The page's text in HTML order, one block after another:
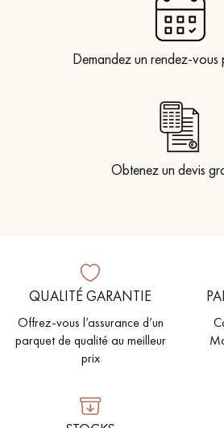
Demandez un rendez-vous
Obtenez un devis
QUALITÉ GARANTIE
Offrez-vous l’assurance d’un
parquet de qualité au meilleur
prix